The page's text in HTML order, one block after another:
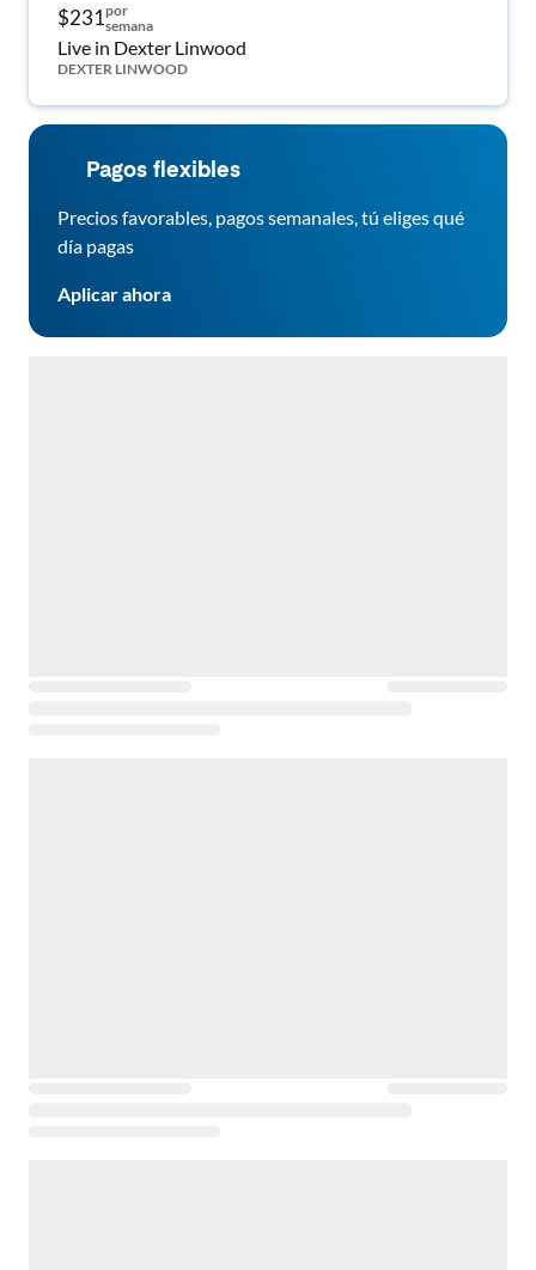
$231por
semana
Live in Dexter Linwood
DEXTER LINWOOD
Pagos flexibles
Precios favorables, pagos semanales, tú eliges qué
día pagas
Aplicar ahora